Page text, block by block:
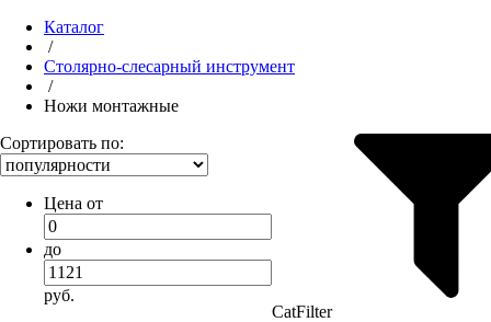
Каталог
/
Столярно-слесарный инструмент
/
Ножи монтажные
Сортировать по:
Цена от
до
руб.
CatFilter